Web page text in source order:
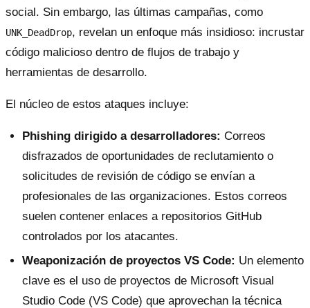
social. Sin embargo, las últimas campañas, como
UNK_DeadDrop, revelan un enfoque más insidioso: incrustar
código malicioso dentro de flujos de trabajo y
herramientas de desarrollo.
El núcleo de estos ataques incluye:
Phishing dirigido a desarrolladores: Correos
disfrazados de oportunidades de reclutamiento o
solicitudes de revisión de código se envían a
profesionales de las organizaciones. Estos correos
suelen contener enlaces a repositorios GitHub
controlados por los atacantes.
Weaponización de proyectos VS Code: Un elemento
clave es el uso de proyectos de Microsoft Visual
Studio Code (VS Code) que aprovechan la técnica